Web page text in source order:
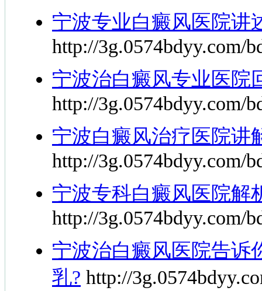
宁波专业白癜风医院讲
http://3g.0574bdyy.com/
宁波治白癜风专业医院
http://3g.0574bdyy.com/
宁波白癜风治疗医院讲
http://3g.0574bdyy.com/
宁波专科白癜风医院解
http://3g.0574bdyy.com/
宁波治白癜风医院告诉
乳? http://